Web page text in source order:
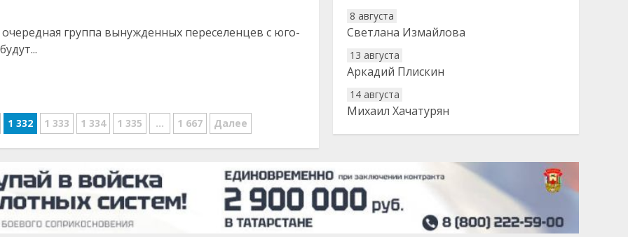
группа вынужденных переселенцев с юго-
1 332 1 333 1 334 1 335 … 1 667 Далее
8 августа
Светлана Измайлова
13 августа
Аркадий Плискин
14 августа
Михаил Хачатурян
20 августа
22 августа
Евгений Ефимов
25 августа
Сэсэгма Бубеева